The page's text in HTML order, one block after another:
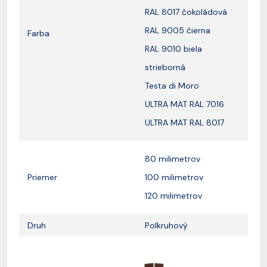
Farba
RAL 8017 čokoládová
RAL 9005 čierna
RAL 9010 biela
strieborná
Testa di Moro
ULTRA MAT RAL 7016
ULTRA MAT RAL 8017
Priemer
80 milimetrov
100 milimetrov
120 milimetrov
Druh Polkruhový